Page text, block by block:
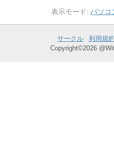
パソコ
サークル 利用規約
Copyright©2026